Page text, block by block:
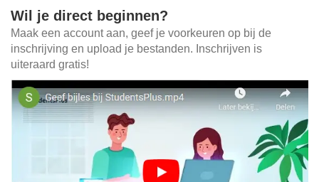
Wil je direct beginnen?
Maak een account aan, geef je voorkeuren op bij de
inschrijving en upload je bestanden. Inschrijven is
uiteraard gratis!